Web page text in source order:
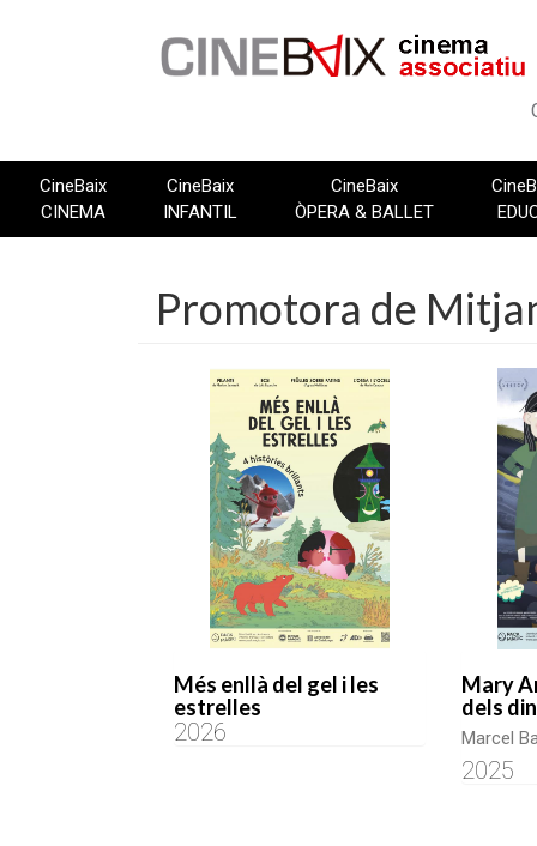
CineBaix
CINEMA
CineBaix
INFANTIL
CineBaix
ÒPERA & BALLET
Promotora de
Més enllà del gel i les
estrelles
2026
Mary
dels
Marcel
2025